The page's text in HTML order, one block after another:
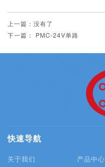
上一篇：没有了
下一篇： PMC-24V单路
快速导航
关于我们 产品中心